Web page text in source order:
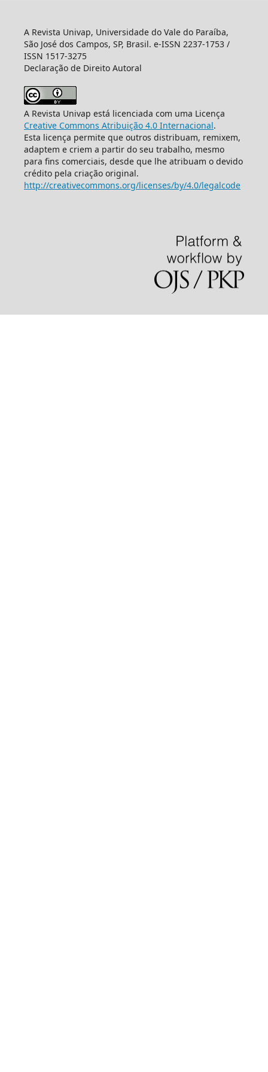
A Revista Univap, Universidade do Vale do Paraíba,
São José dos Campos, SP, Brasil. e-ISSN 2237-1753 /
ISSN 1517-3275
Declaração de Direito Autoral
A Revista Univap está licenciada com uma Licença
Creative Commons Atribuição 4.0 Internacional.
Esta licença permite que outros distribuam, remixem,
adaptem e criem a partir do seu trabalho, mesmo
para fins comerciais, desde que lhe atribuam o devido
crédito pela criação original.
http://creativecommons.org/licenses/by/4.0/legalcode